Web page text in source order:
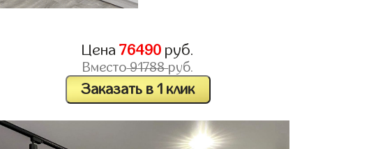
Цена76490 руб.
Вместо91788руб.
Заказать в 1 клик